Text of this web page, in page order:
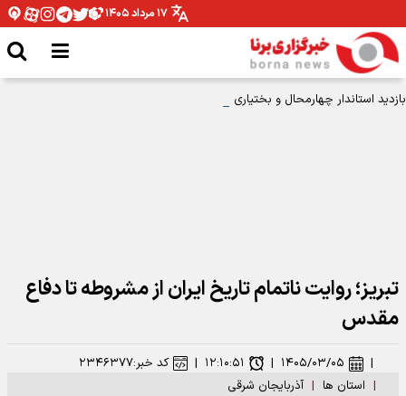
۱۷ مرداد ۱۴۰۵
بازدید استاندار چهارمحال و بختیاری از فروشگاه کارآفن؛ گامی بلند در جهت حمایت
تبریز؛ روایت ناتمام تاریخ ایران از مشروطه تا دفاع
مقدس
| استان ها | آذربایجان شرقی
| ۱۴۰۵/۰۳/۰۵ | ۱۲:۱۰:۵۱ | کد خبر:۲۳۴۶۳۷۷